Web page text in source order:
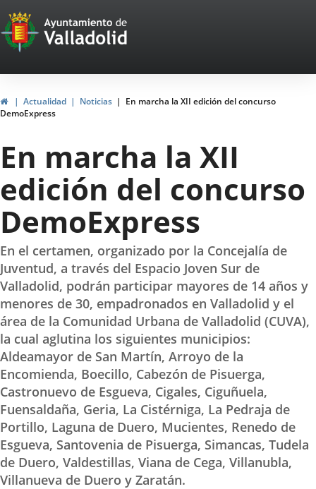
Portal
Web
del
Ayuntamiento
de
Valladolid
InicioActualidad Noticias
En marcha la XII edición del concurso
DemoExpress
En marcha la XII
edición del concurso
DemoExpress
En el certamen, organizado por la Concejalía de
Juventud, a través del Espacio Joven Sur de
Valladolid, podrán participar mayores de 14 años y
menores de 30, empadronados en Valladolid y el
área de la Comunidad Urbana de Valladolid (CUVA),
la cual aglutina los siguientes municipios:
Aldeamayor de San Martín, Arroyo de la
Encomienda, Boecillo, Cabezón de Pisuerga,
Castronuevo de Esgueva, Cigales, Ciguñuela,
Fuensaldaña, Geria, La Cistérniga, La Pedraja de
Portillo, Laguna de Duero, Mucientes, Renedo de
Esgueva, Santovenia de Pisuerga, Simancas, Tudela
de Duero, Valdestillas, Viana de Cega, Villanubla,
Villanueva de Duero y Zaratán.